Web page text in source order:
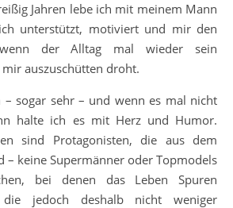
Jahren lebe ich mit meinem Mann
unterstützt, motiviert und mir den
der Alltag mal wieder sein
auszuschütten droht.
– sogar sehr – und wenn es mal nicht
halte ich es mit Herz und Humor.
sind Protagonisten, die aus dem
– keine Supermänner oder Topmodels
bei denen das Leben Spuren
die jedoch deshalb nicht weniger